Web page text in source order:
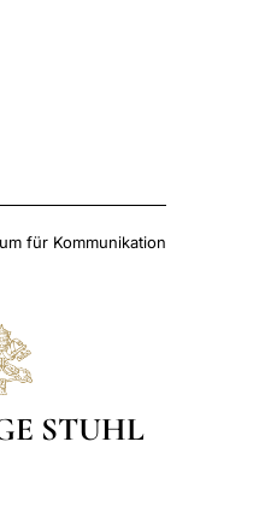
für Kommunikation
STUHL